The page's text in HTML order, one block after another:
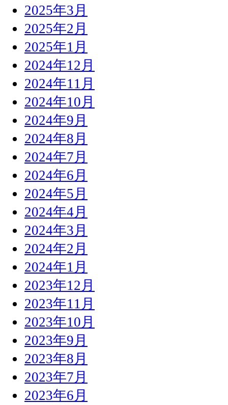
2025年3月
2025年2月
2025年1月
2024年12月
2024年11月
2024年10月
2024年9月
2024年8月
2024年7月
2024年6月
2024年5月
2024年4月
2024年3月
2024年2月
2024年1月
2023年12月
2023年11月
2023年10月
2023年9月
2023年8月
2023年7月
2023年6月